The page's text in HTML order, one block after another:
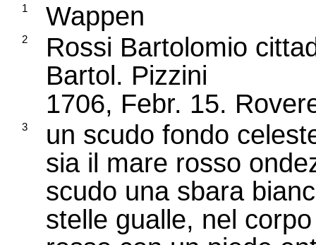
1 Wappen
2
Rossi Bartolomio
Bartol. Pizzini
1706, Febr. 15.
3
un scudo fondo
sia il mare rosso
scudo una sbara
stelle gualle, nel